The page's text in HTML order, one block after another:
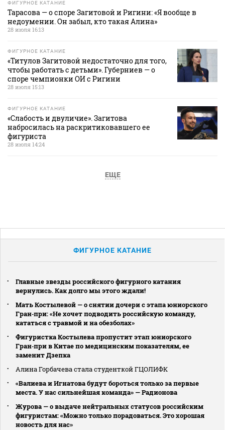
ФИГУРНОЕ КАТАНИЕ
Тарасова — о споре Загитовой и Ригини: «Я вообще в
недоумении. Он забыл, кто такая Алина»
28 июля 16:13
ФИГУРНОЕ КАТАНИЕ
«Титулов Загитовой недостаточно для того,
чтобы работать с детьми». Губерниев — о
споре чемпионки ОИ с Ригини
28 июля 15:13
ФИГУРНОЕ КАТАНИЕ
«Слабость и двуличие». Загитова
набросилась на раскритиковавшего ее
фигуриста
28 июля 14:24
ЕЩЕ
ФИГУРНОЕ КАТАНИЕ
Главные звезды российского фигурного катания
вернулись. Как долго мы этого ждали!
Мать Костылевой — о снятии дочери с этапа юниорского
Гран‑при: «Не хочет подводить российскую команду,
кататься с травмой и на обезболах»
Фигуристка Костылева пропустит этап юниорского
Гран‑при в Китае по медицинским показателям, ее
заменит Дзепка
Алина Горбачева стала студенткой ГЦОЛИФК
«Валиева и Игнатова будут бороться только за первые
места. У нас сильнейшая команда» — Радионова
Журова — о выдаче нейтральных статусов российским
фигуристам: «Можно только порадоваться. Это хорошая
новость для нас»